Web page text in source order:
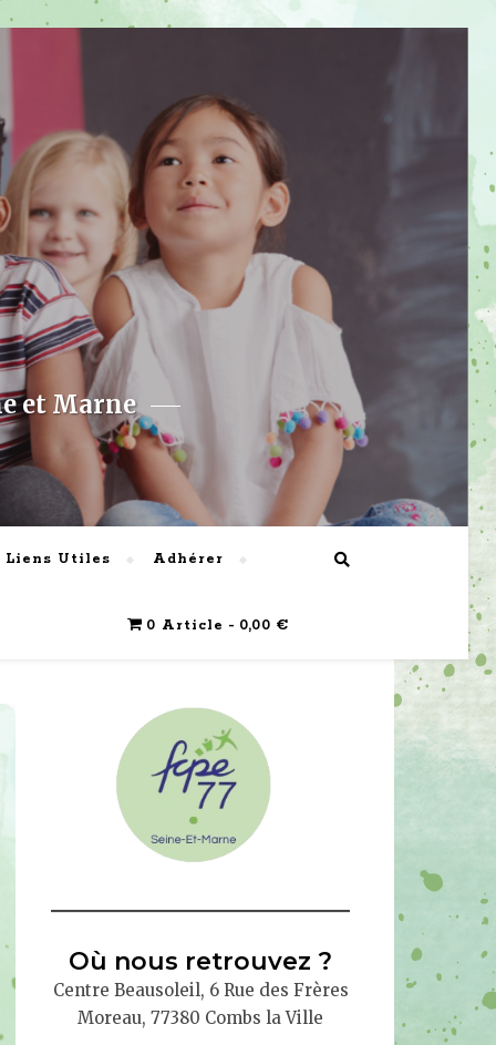
et Marne
Liens Utiles Adhérer
0 Article 0,00 €
Où nous retrouvez ?
Centre Beausoleil, 6 Rue des Frères
Moreau, 77380 Combs la Ville